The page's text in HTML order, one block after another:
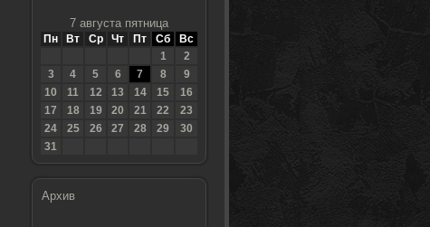
7 августа пятница
Пн Вт Ср Чт Пт Сб
Вс
1
2
3
4 5 6 7 8
9
10
11 12 13 14 15
16
17
18 19 20 21 22
23
24
25 26 27 28 29
30
31
Архив